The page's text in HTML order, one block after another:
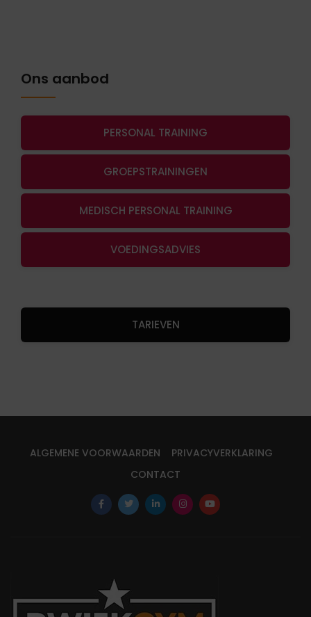
Ons aanbod
PERSONAL TRAINING
GROEPSTRAININGEN
MEDISCH PERSONAL TRAINING
VOEDINGSADVIES
TARIEVEN
ALGEMENE VOORWAARDEN
PRIVACYVERKLARING
CONTACT